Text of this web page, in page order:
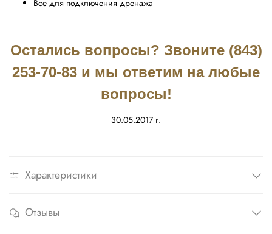
Все для подключения дренажа
Остались вопросы? Звоните (843)
253-70-83 и мы ответим на любые
вопросы!
30.05.2017 г.
Характеристики
Отзывы